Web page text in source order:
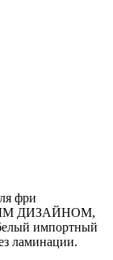
фри
ДИЗАЙНОМ,
импортный
ламинации.